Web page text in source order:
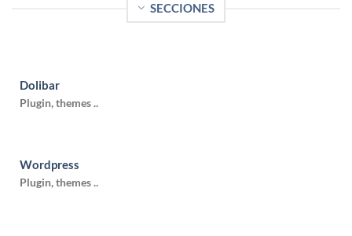
SECCIONES
Dolibar
Plugin, themes ..
Wordpress
Plugin, themes ..